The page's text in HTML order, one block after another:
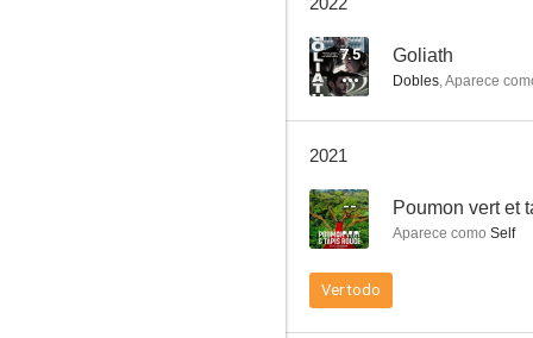
7.5 Goliath
Dobles,Aparece
2021
-- Poumon vert et
Aparece como Self
Ver todo